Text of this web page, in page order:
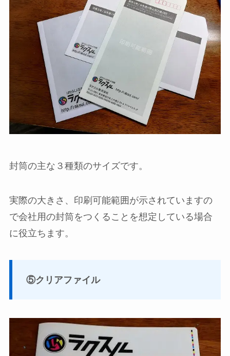
封筒の主な３種類のサイズです。
実際の大きさ、印刷可能範囲が示されていますの
で会社用の封筒をつくることを想定している場合
に役立ちます。
⑤クリアファイル